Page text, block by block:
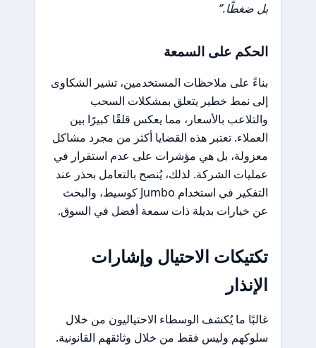
بل ضغطًا.”
الحكم على السمعة
بناءً على ملاحظات المستخدمين، تشير الشكاوى
إلى نمط خطير يتعلق بمشكلات السحب
والتلاعب بالأسعار، مما يعكس قلقًا كبيرًا بين
العملاء. تعتبر هذه القضايا أكثر من مجرد مشاكل
معزولة، بل هي مؤشرات على عدم استقرار في
عمليات الشركة. لذلك، يُنصح بالتعامل بحذر عند
التفكير في استخدام Jumbo كوسيط، والبحث
عن خيارات بديلة ذات سمعة أفضل في السوق.
تكتيكات الاحتيال وإشارات
الإنذار
غالبًا ما يُكشف الوسطاء الاحتياليون من خلال
سلوكهم وليس فقط من خلال وثائقهم القانونية.